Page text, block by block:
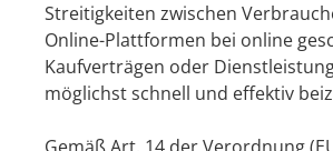
Streitigkeiten zwischen
Online-Plattformen bei online
Kaufverträgen oder
möglichst schnell und effektiv